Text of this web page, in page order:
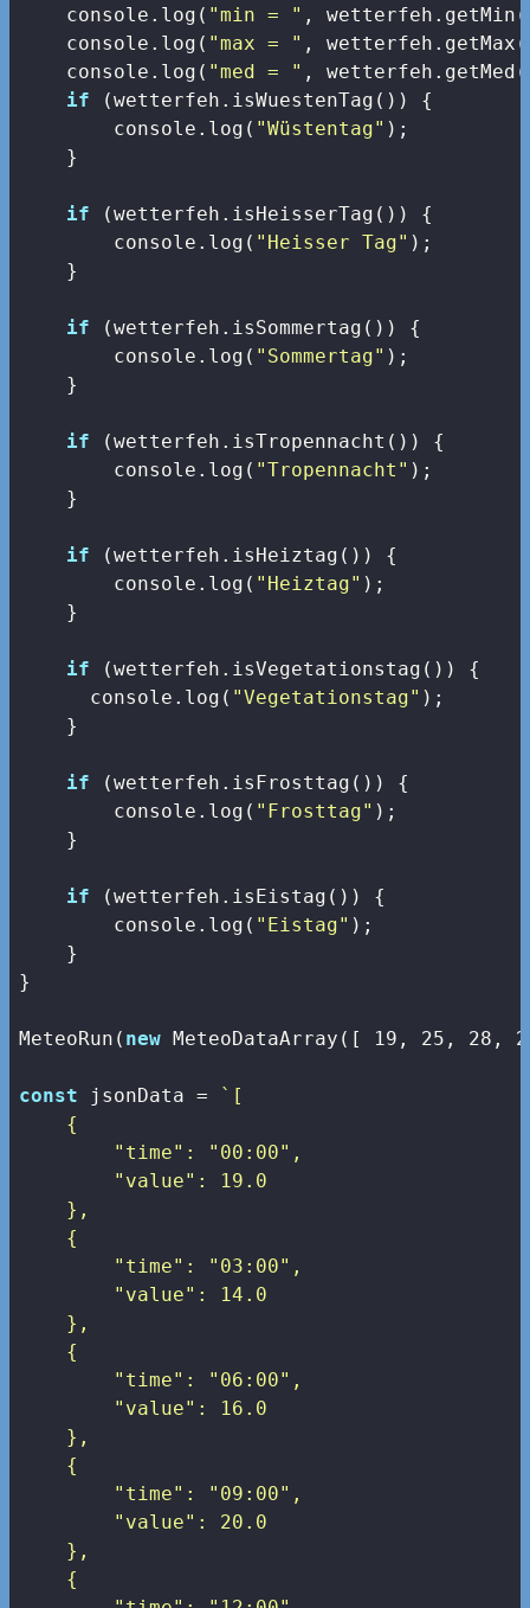
console .log( "min = " ,
console .log( "max = " ,
console .log( "med = " ,
if (wetterfeh.isWuestenTag()) {
console .log( "Wüstentag" );
    }
if (wetterfeh.isHeisserTag()) {
console .log( "Heisser Tag" );
    }
if (wetterfeh.isSommertag()) {
console .log( "Sommertag" );
    }
if (wetterfeh.isTropennacht()) {
console .log( "Tropennacht" );
    }
if (wetterfeh.isHeiztag()) {
console .log( "Heiztag" );
    }
if (wetterfeh.isVegetationstag()) {
console .log( "Vegetationstag" );
    }
if (wetterfeh.isFrosttag()) {
console .log( "Frosttag" );
    }
if (wetterfeh.isEistag()) {
console .log( "Eistag" );
    }
}
MeteoRun( new MeteoDataArray([ 19 , 25 , 28 ,
const jsonData = `[
    {
        "time": "00:00",
        "value": 19.0
    },
    {
        "time": "03:00",
        "value": 14.0
    },
    {
        "time": "06:00",
        "value": 16.0
    },
    {
        "time": "09:00",
        "value": 20.0
    },
    {